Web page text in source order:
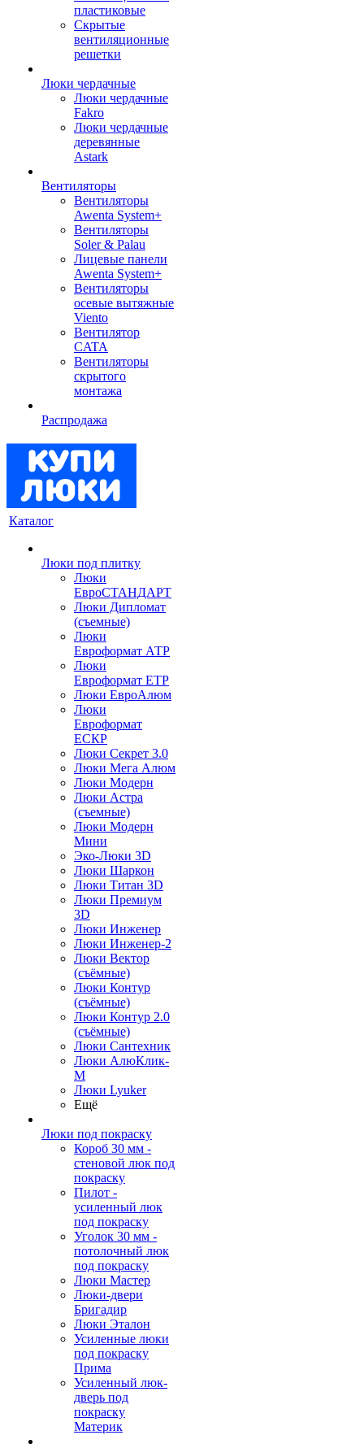
пластиковые
Скрытые
вентиляционные
решетки
Люки чердачные
Люки чердачные
Fakro
Люки чердачные
деревянные
Astark
Вентиляторы
Вентиляторы
Awenta System+
Вентиляторы
Soler & Palau
Лицевые панели
Awenta System+
Вентиляторы
осевые вытяжные
Viento
Вентилятор
CATA
Вентиляторы
скрытого
монтажа
Распродажа
Каталог
Люки под плитку
Люки
ЕвроСТАНДАРТ
Люки Дипломат
(съемные)
Люки
Евроформат АТР
Люки
Евроформат ЕТР
Люки ЕвроАлюм
Люки
Евроформат
ЕСКР
Люки Секрет 3.0
Люки Мега Алюм
Люки Модерн
Люки Астра
(съемные)
Люки Модерн
Мини
Эко-Люки 3D
Люки Шаркон
Люки Титан 3D
Люки Премиум
3D
Люки Инженер
Люки Инженер-2
Люки Вектор
(съёмные)
Люки Контур
(съёмные)
Люки Контур 2.0
(съёмные)
Люки Сантехник
Люки АлюКлик-
М
Люки Lyuker
Ещё
Люки под покраску
Короб 30 мм -
стеновой люк под
покраску
Пилот -
усиленный люк
под покраску
Уголок 30 мм -
потолочный люк
под покраску
Люки Мастер
Люки-двери
Бригадир
Люки Эталон
Усиленные люки
под покраску
Прима
Усиленный люк-
дверь под
покраску
Материк